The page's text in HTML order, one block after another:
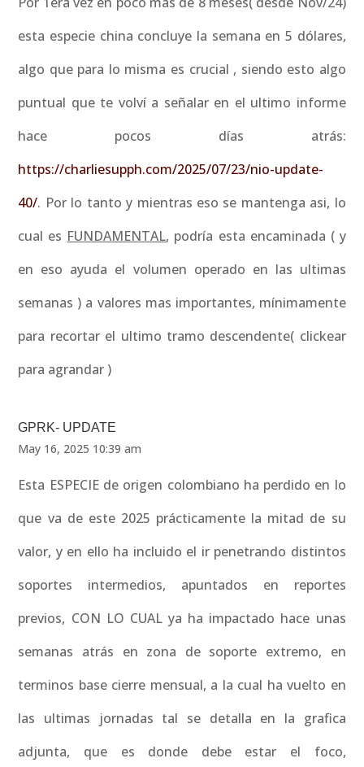
esta especie china concluye la semana en 5 dólares,
algo que para lo misma es crucial , siendo esto algo
puntual que te volví a señalar en el ultimo informe
hace pocos días atrás:
https://charliesupph.com/2025/07/23/nio-update-
40/. Por lo tanto y mientras eso se mantenga asi, lo
cual es FUNDAMENTAL, podría esta encaminada ( y
en eso ayuda el volumen operado en las ultimas
semanas ) a valores mas importantes, mínimamente
para recortar el ultimo tramo descendente( clickear
para agrandar )
GPRK- UPDATE
May 16, 2025 10:39 am
Esta ESPECIE de origen colombiano ha perdido en lo
que va de este 2025 prácticamente la mitad de su
valor, y en ello ha incluido el ir penetrando distintos
soportes intermedios, apuntados en reportes
previos, CON LO CUAL ya ha impactado hace unas
semanas atrás en zona de soporte extremo, en
terminos base cierre mensual, a la cual ha vuelto en
las ultimas jornadas tal se detalla en la grafica
adjunta, que es donde debe estar el foco,